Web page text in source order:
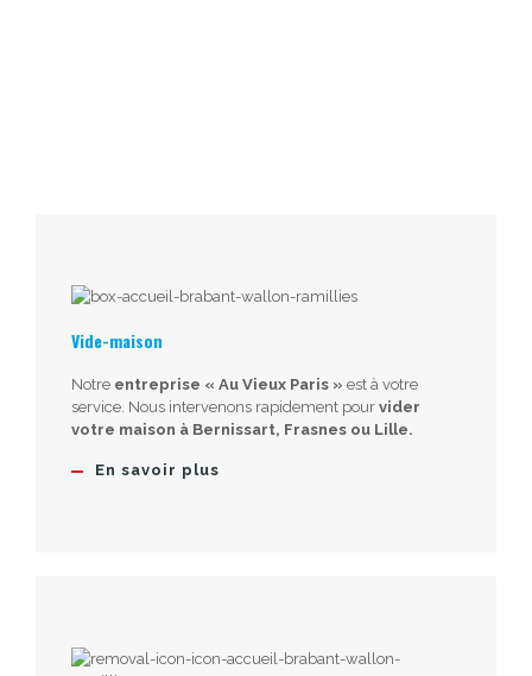
Vide-maison
Notre entreprise « Au Vieux Paris » est à votre
service. Nous intervenons rapidement pour vider
votre maison à Bernissart, Frasnes ou Lille.
En savoir plus